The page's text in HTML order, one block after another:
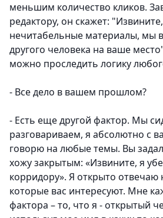
меньшим количество кликов.
редактору, он скажет:
нечитабельные материалы, мы
другого человека на ваше
можно проследить логику
- Все дело в вашем прошлом?
- Есть еще другой фактор. Мы
разговариваем, я абсолютно с
говорю на любые темы. Вы
хожу закрытым: «Извините, я
корридору». Я открыто отвечаю
которые вас интересуют. Мне
фактора – то, что я - открытый